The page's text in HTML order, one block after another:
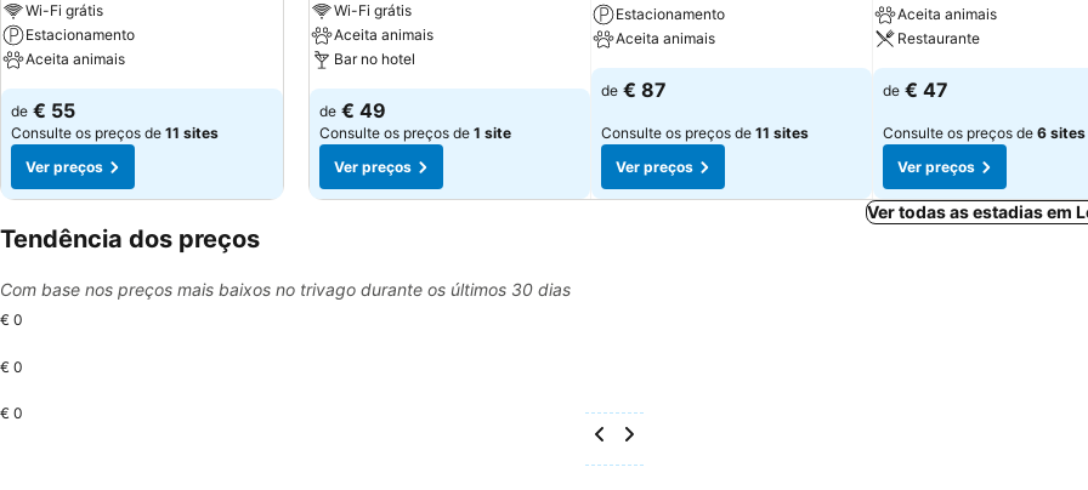
Wi-Fi grátis
Estacionamento
Aceita animais
de € 55
Consulte os preços de 11 sites
Ver preços
Wi-Fi grátis
Aceita animais
Bar no hotel
de € 49
Consulte os preços de 1 site
Ver preços
Estacionamento
Aceita animais
de € 87
Consulte os preços de 11 sites
Ver preços
Aceita animais
Restaurante
de € 47
Consulte os preços de 6 sites
Ver preços
Ver todas as estadias em
Tendência dos preços
Com base nos preços mais baixos no trivago durante os últimos 30 dias
€ 0
€ 0
€ 0